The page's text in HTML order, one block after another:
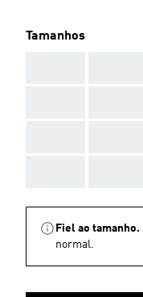
Tamanhos
Fiel ao tamanho.
normal.